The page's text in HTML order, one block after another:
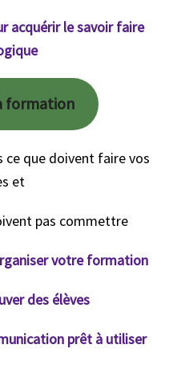
acquérir le savoir faire
formation
ce que doivent faire vos
et
pas commettre
votre formation
des élèves
prêt à utiliser